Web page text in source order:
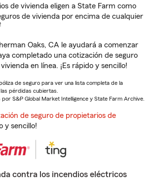
de vivienda eligen a State Farm como
de vivienda por encima de cualquier
Oaks, CA le ayudará a comenzar
completado una cotización de seguro
en línea. ¡Es rápido y sencillo!
de seguro para ver una lista completa de la
pérdidas cubiertas.
S&P Global Market Intelligence y State Farm Archive.
de seguro de propietarios de
y sencillo!
contra los incendios eléctricos